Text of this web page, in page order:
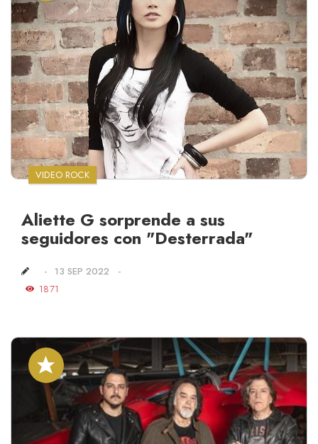
VIDEO ROCK
Aliette G sorprende a sus
seguidores con "Desterrada"
13 SEP 2022
1871